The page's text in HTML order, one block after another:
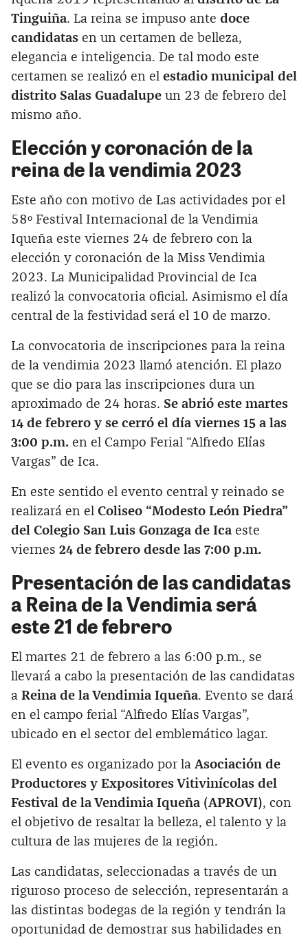
Tinguiña. La reina se impuso ante doce
candidatas en un certamen de belleza,
elegancia e inteligencia. De tal modo este
certamen se realizó en el estadio municipal del
distrito Salas Guadalupe un 23 de febrero del
mismo año.
Elección y coronación de la
reina de la vendimia 2023
Este año con motivo de Las actividades por el
58º Festival Internacional de la Vendimia
Iqueña este viernes 24 de febrero con la
elección y coronación de la Miss Vendimia
2023. La Municipalidad Provincial de Ica
realizó la convocatoria oficial. Asimismo el día
central de la festividad será el 10 de marzo.
La convocatoria de inscripciones para la reina
de la vendimia 2023 llamó atención. El plazo
que se dio para las inscripciones dura un
aproximado de 24 horas. Se abrió este martes
14 de febrero y se cerró el día viernes 15 a las
3:00 p.m. en el Campo Ferial “Alfredo Elías
Vargas” de Ica.
En este sentido el evento central y reinado se
realizará en el Coliseo “Modesto León Piedra”
del Colegio San Luis Gonzaga de Ica este
viernes 24 de febrero desde las 7:00 p.m.
Presentación de las candidatas
a Reina de la Vendimia será
este 21 de febrero
El martes 21 de febrero a las 6:00 p.m., se
llevará a cabo la presentación de las candidatas
a Reina de la Vendimia Iqueña. Evento se dará
en el campo ferial “Alfredo Elías Vargas”,
ubicado en el sector del emblemático lagar.
El evento es organizado por la Asociación de
Productores y Expositores Vitivinícolas del
Festival de la Vendimia Iqueña (APROVI), con
el objetivo de resaltar la belleza, el talento y la
cultura de las mujeres de la región.
Las candidatas, seleccionadas a través de un
riguroso proceso de selección, representarán a
las distintas bodegas de la región y tendrán la
oportunidad de demostrar sus habilidades en